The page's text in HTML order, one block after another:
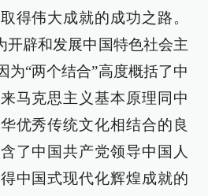
得伟大成就的成功之路。
开辟和发展中国特色社会主
为“两个结合”高度概括了中
马克思主义基本原理同中
优秀传统文化相结合的良
了中国共产党领导中国人
中国式现代化辉煌成就的